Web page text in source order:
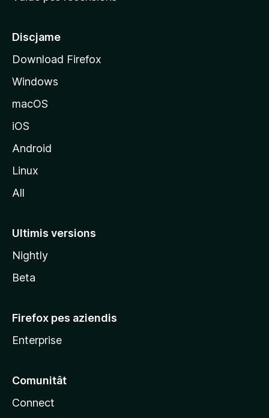
â
d
a
î
t
z
l
a
Discjame
Download Firefox
Windows
macOS
iOS
Android
Linux
All
Ultimis versions
Nightly
Beta
Firefox pes aziendis
Enterprise
Comunitât
Connect